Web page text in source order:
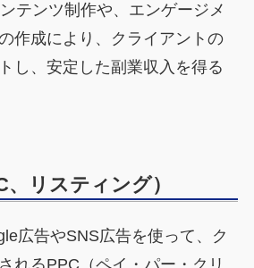
テンツ制作や、エンゲージメ
作成により、クライアントの
し、安定した副業収入を得る
リスティング）
広告やSNS広告を使って、ク
れるPPC（ペイ・パー・クリ